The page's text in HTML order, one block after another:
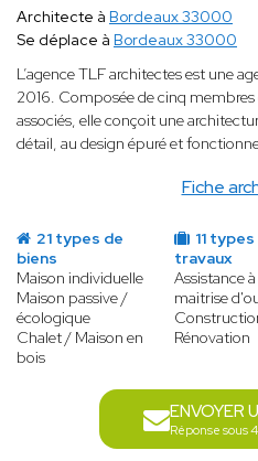
Fiche
Architecte à Bordeaux 33000
Se déplace à Bordeaux 33000
L’agence TLF architectes est une
2016. Composée de cinq
associés, elle conçoit une
détail, au design épuré et
21 types de
biens
Maison individuelle
Maison passive /
écologique
Chalet / Maison en
bois
11
travaux
Assistance à
maitrise
Rénovation
ENVOYER
Réponse sous